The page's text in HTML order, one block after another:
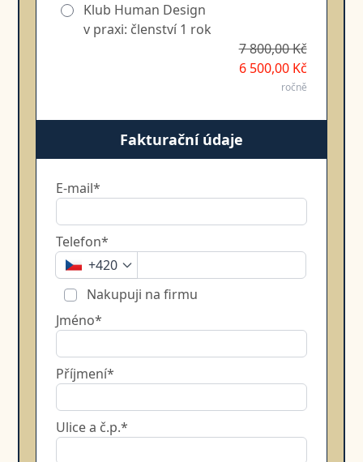
Klub Human Design
v praxi: členství 1 rok
7 800,00 Kč
6 500,00 Kč
ročně
Fakturační údaje
E-mail*
Telefon*
+420
Nakupuji na firmu
Jméno*
Příjmení*
Ulice a č.p.*